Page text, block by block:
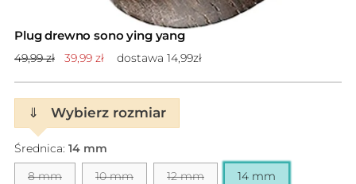
Plug drewno sono ying yang
Cena
49,99 zł 39,99 zł dostawa 14,99zł
⇓ Wybierz rozmiar
Średnica: 14 mm
8 mm 10 mm 12 mm 14 mm